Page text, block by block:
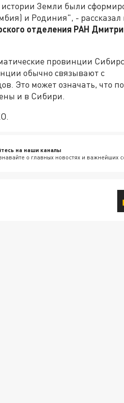
истории Земли были
и Родиния", - рассказал
отделения РАН
провинции
обычно связывают с
Это может означать, что
и в Сибири.
на наши каналы
о главных новостях и важнейших